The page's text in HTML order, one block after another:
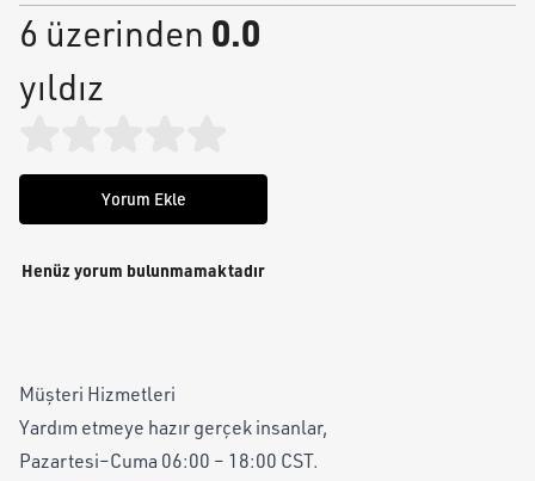
6 üzerinden 0.0
yıldız
Yorum Ekle
Henüz yorum bulunmamaktadır
Müşteri Hizmetleri
Yardım etmeye hazır gerçek insanlar,
Pazartesi–Cuma 06:00 – 18:00 CST.